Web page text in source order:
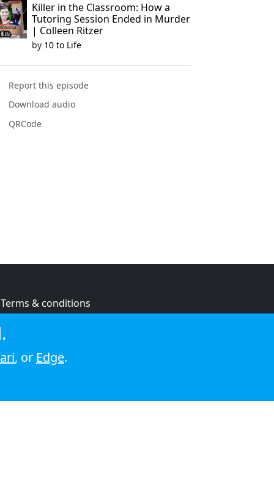
Killer in the Classroom: How a
Tutoring Session Ended in Murder
| Colleen Ritzer
by 10 to Life
Report this episode
Download audio
QRCode
Terms & conditions
Cookie policy
, or Edge.